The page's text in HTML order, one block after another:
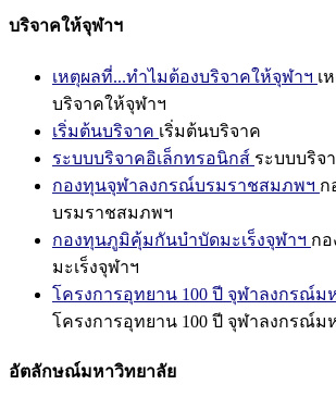
บริจาคให้จุฬาฯ
เหตุผลที่...ทำไมต้องบริจาคให้จุฬาฯ เ
บริจาคให้จุฬาฯ
เริ่มต้นบริจาค เริ่มต้นบริจาค
ระบบบริจาคอิเล็กทรอนิกส์ ระบบบริจ
กองทุนจุฬาลงกรณ์บรมราชสมภพฯ ก
บรมราชสมภพฯ
กองทุนภูมิคุ้มกันบำบัดมะเร็งจุฬาฯ ก
มะเร็งจุฬาฯ
โครงการอุทยาน 100 ปี จุฬาลงกรณ์ม
โครงการอุทยาน 100 ปี จุฬาลงกรณ์ม
อัตลักษณ์มหาวิทยาลัย